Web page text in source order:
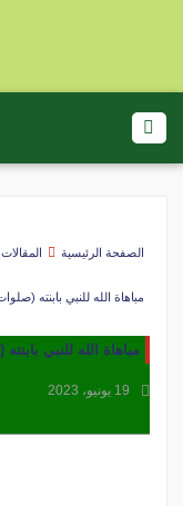
الصفحة الرئيسية المقالات
مباهاة الله للنبي بابنته
مباهاة الله للنبي
19 يونيو، 2023